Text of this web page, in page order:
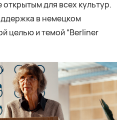
для всех культур.
в немецком
целью и темой “Berliner